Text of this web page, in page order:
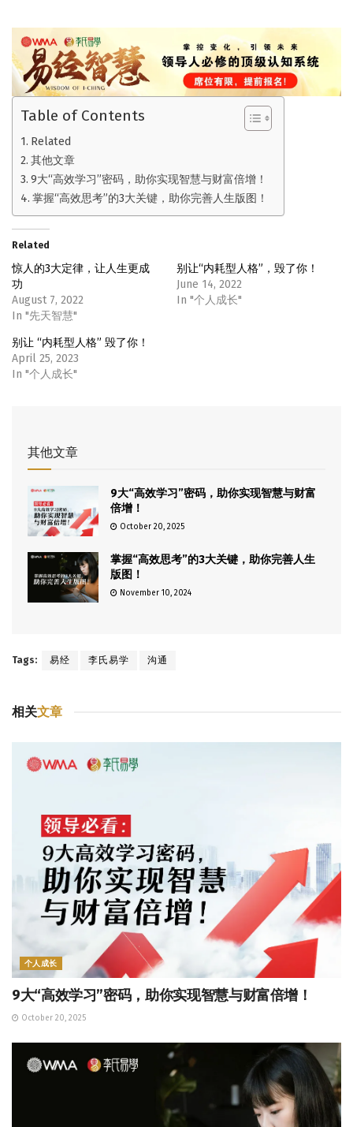
Table of Contents
Related
其他文章
9大“高效学习”密码，助你实现智慧与财富倍增！
掌握“高效思考”的3大关键，助你完善人生版图！
Related
惊人的3大定律，让人生更成
功
August 7, 2022
In "先天智慧"
别让“内耗型人格”，毁了你！
June 14, 2022
In "个人成长"
别让 “内耗型人格” 毁了你！
April 25, 2023
In "个人成长"
其他文章
9大“高效学习”密码，助你实现智慧与财富
倍增！
October 20, 2025
掌握“高效思考”的3大关键，助你完善人生
版图！
November 10, 2024
Tags: 易经 李氏易学 沟通
相关文章
个人成长
9大“高效学习”密码，助你实现智慧与财富倍增！
October 20, 2025